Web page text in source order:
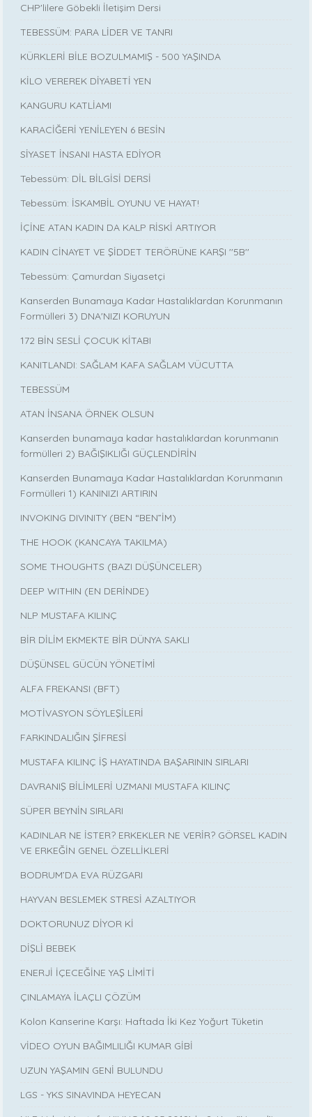
CHP'lilere Göbekli İletişim Dersi
TEBESSÜM: PARA LİDER VE TANRI
KÜRKLERİ BİLE BOZULMAMIŞ - 500 YAŞINDA
KİLO VEREREK DİYABETİ YEN
KANGURU KATLİAMI
KARACİĞERİ YENİLEYEN 6 BESİN
SİYASET İNSANI HASTA EDİYOR
Tebessüm: DİL BİLGİSİ DERSİ
Tebessüm: İSKAMBİL OYUNU VE HAYAT!
İÇİNE ATAN KADIN DA KALP RİSKİ ARTIYOR
KADIN CİNAYET VE ŞİDDET TERÖRÜNE KARŞI ''5B''
Tebessüm: Çamurdan Siyasetçi
Kanserden Bunamaya Kadar Hastalıklardan Korunmanın
Formülleri 3) DNA'NIZI KORUYUN
172 BİN SESLİ ÇOCUK KİTABI
KANITLANDI: SAĞLAM KAFA SAĞLAM VÜCUTTA
TEBESSÜM
ATAN İNSANA ÖRNEK OLSUN
Kanserden bunamaya kadar hastalıklardan korunmanın
formülleri 2) BAĞIŞIKLIĞI GÜÇLENDİRİN
Kanserden Bunamaya Kadar Hastalıklardan Korunmanın
Formülleri 1) KANINIZI ARTIRIN
INVOKING DIVINITY (BEN “BEN”İM)
THE HOOK (KANCAYA TAKILMA)
SOME THOUGHTS (BAZI DÜŞÜNCELER)
DEEP WITHIN (EN DERİNDE)
NLP MUSTAFA KILINÇ
BİR DİLİM EKMEKTE BİR DÜNYA SAKLI
DÜŞÜNSEL GÜCÜN YÖNETİMİ
ALFA FREKANSI (BFT)
MOTİVASYON SÖYLEŞİLERİ
FARKINDALIĞIN ŞİFRESİ
MUSTAFA KILINÇ İŞ HAYATINDA BAŞARININ SIRLARI
DAVRANIŞ BİLİMLERİ UZMANI MUSTAFA KILINÇ
SÜPER BEYNİN SIRLARI
KADINLAR NE İSTER? ERKEKLER NE VERİR? GÖRSEL KADIN
VE ERKEĞİN GENEL ÖZELLİKLERİ
BODRUM’DA EVA RÜZGARI
HAYVAN BESLEMEK STRESİ AZALTIYOR
DOKTORUNUZ DİYOR Kİ
DİŞLİ BEBEK
ENERJİ İÇECEĞİNE YAŞ LİMİTİ
ÇINLAMAYA İLAÇLI ÇÖZÜM
Kolon Kanserine Karşı: Haftada İki Kez Yoğurt Tüketin
VİDEO OYUN BAĞIMLILIĞI KUMAR GİBİ
UZUN YAŞAMIN GENİ BULUNDU
LGS - YKS SINAVINDA HEYECAN